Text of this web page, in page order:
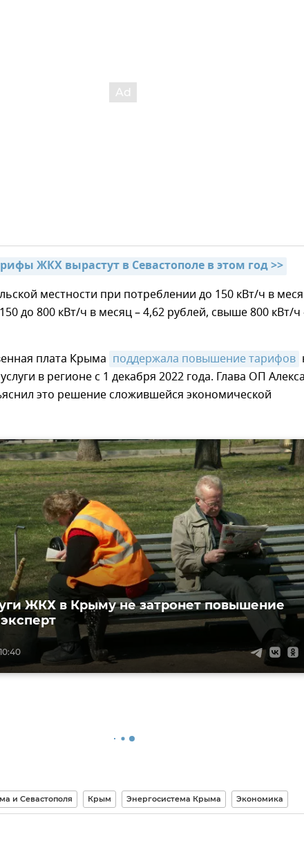
ЖКХ вырастут в Севастополе в этом год >>
местности при потреблении до 150 кВт/ч в
до 800 кВт/ч в месяц – 4,62 рублей, свыше 800 кВт/ч
плата Крыма поддержала повышение тарифов
в регионе с 1 декабря 2022 года. Глава ОП
это решение сложившейся экономической
ЖКХ в Крыму не затронет повышение
и Севастополя Крым Энергосистема Крыма Экономика